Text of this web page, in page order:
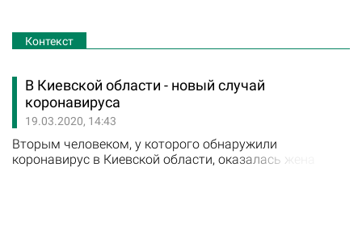
Контекст
В Киевской области - новый случай
коронавируса
19.03.2020, 14:43
Вторым человеком, у которого обнаружили
коронавирус в Киевской области, оказалась жена